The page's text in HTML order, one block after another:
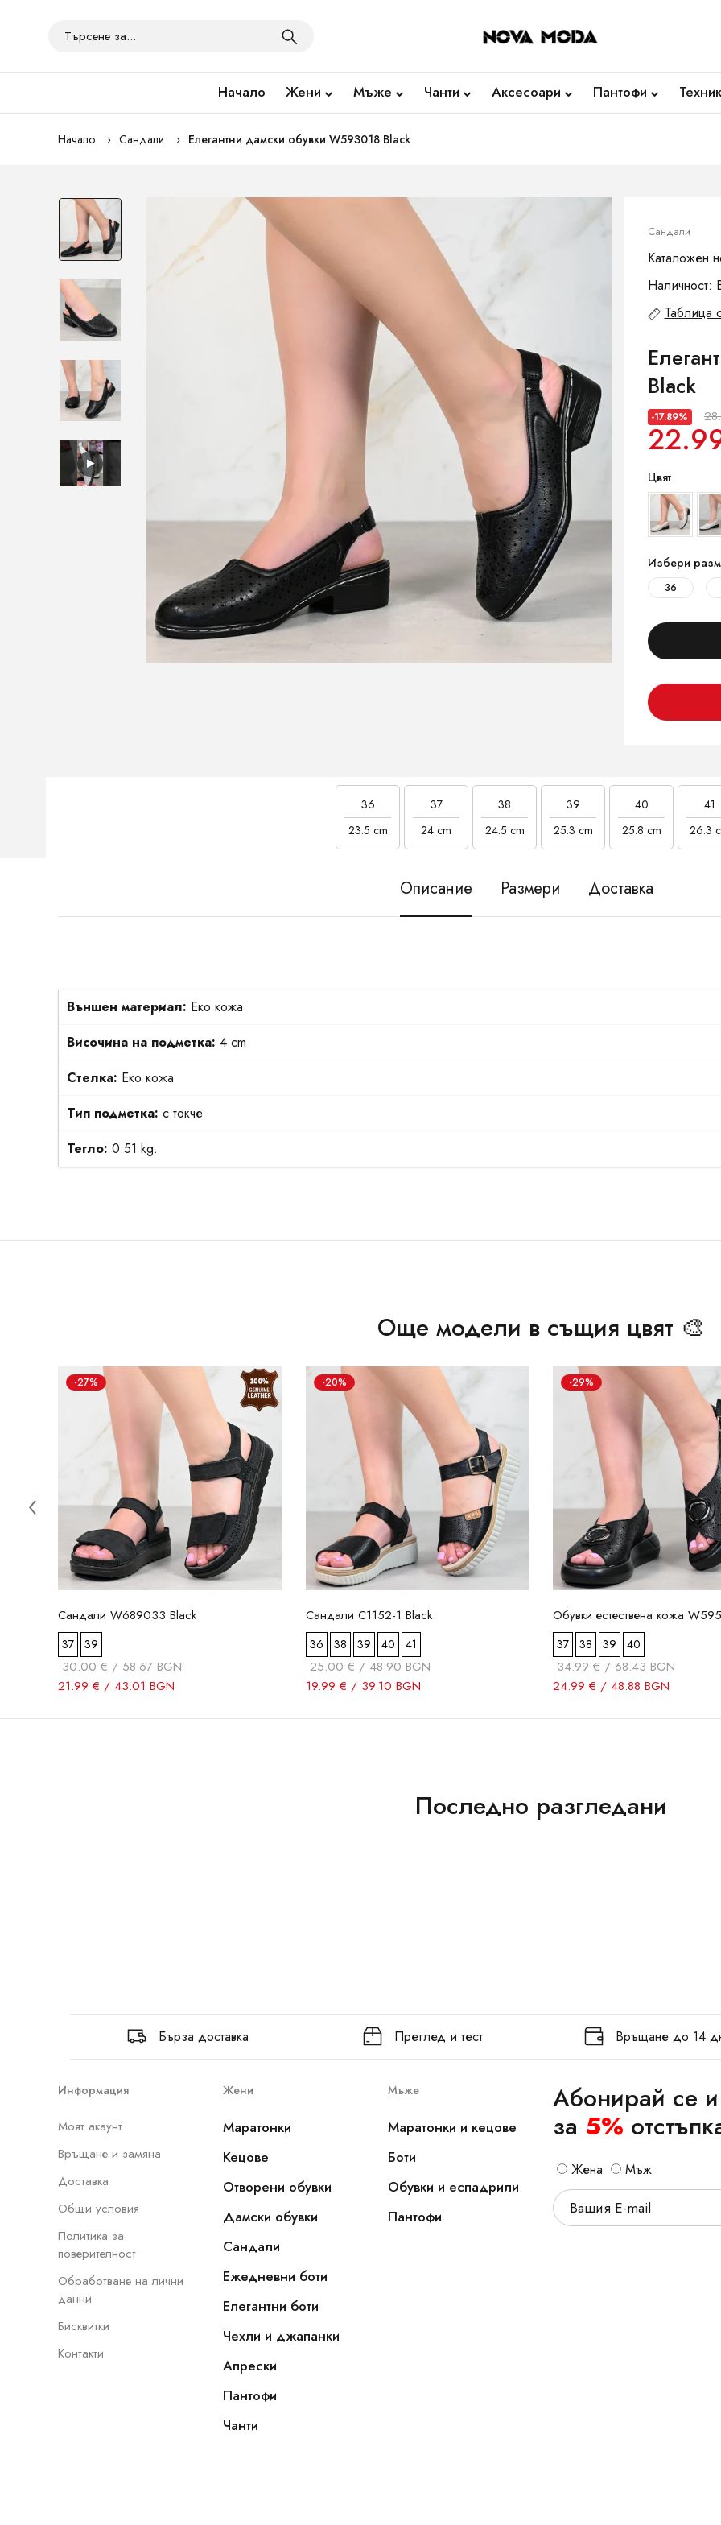
Начало Жени Мъже Чанти Аксесоари Пантофи
Начало Сандали Елегантни дамски обувки W593018 Black
Сандали
Каталожен
Наличност:
Таблица
Black
-17.89%
Цвят
Избери
36
36
23.5 cm
37
24 cm
38
24.5 cm
39
25.3 cm
40
25.8 cm
41
26.3
Описание Размери Доставка
Външен материал: Еко кожа
Височина на подметка: 4 cm
Стелка: Еко кожа
Тип подметка: с токче
Тегло: 0.51 kg.
Още модели в същия цвят 🎨
-27%
Сандали W689033 Black
37 39
30.00 € / 58.67 BGN
21.99 € / 43.01 BGN
-20%
Сандали C1152-1 Black
36 38 39 40 41
25.00 € / 48.90 BGN
19.99 € / 39.10 BGN
-29%
Обувки естествена кожа
37 38 39 40
34.99 € / 68.43 BGN
24.99 € / 48.88 BGN
Последно разгледани
Бърза доставка Преглед и тест Връщане до 14
Информация
Моят акаунт
Връщане и замяна
Доставка
Общи условия
Политика за
поверителност
Обработване на лични
данни
Бисквитки
Контакти
Жени
Маратонки
Кецове
Отворени обувки
Дамски обувки
Сандали
Ежедневни боти
Елегантни боти
Чехли и джапанки
Апрески
Пантофи
Чанти
Мъже
Маратонки и кецове
Боти
Обувки и еспадрили
Пантофи
Абонирай се
за 5%
Жена Мъж